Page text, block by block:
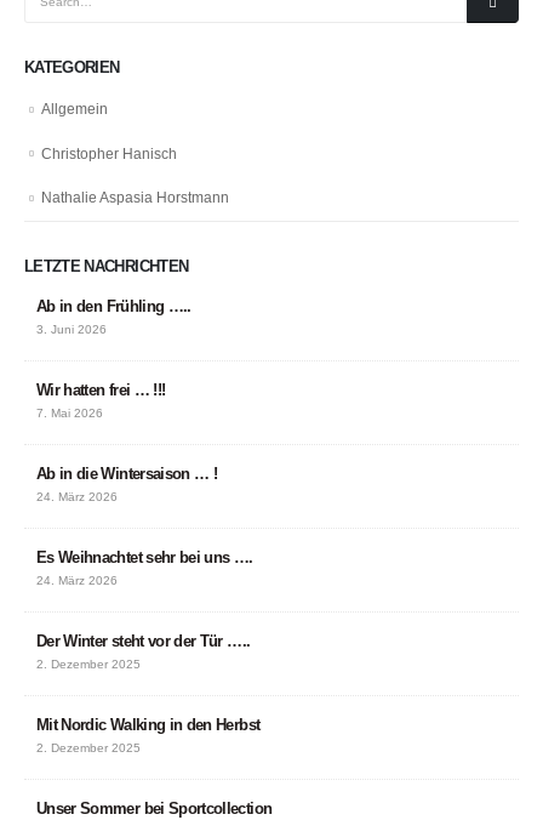
KATEGORIEN
Allgemein
Christopher Hanisch
Nathalie Aspasia Horstmann
LETZTE NACHRICHTEN
Ab in den Frühling …..
3. Juni 2026
Wir hatten frei … !!!
7. Mai 2026
Ab in die Wintersaison … !
24. März 2026
Es Weihnachtet sehr bei uns ….
24. März 2026
Der Winter steht vor der Tür …..
2. Dezember 2025
Mit Nordic Walking in den Herbst
2. Dezember 2025
Unser Sommer bei Sportcollection